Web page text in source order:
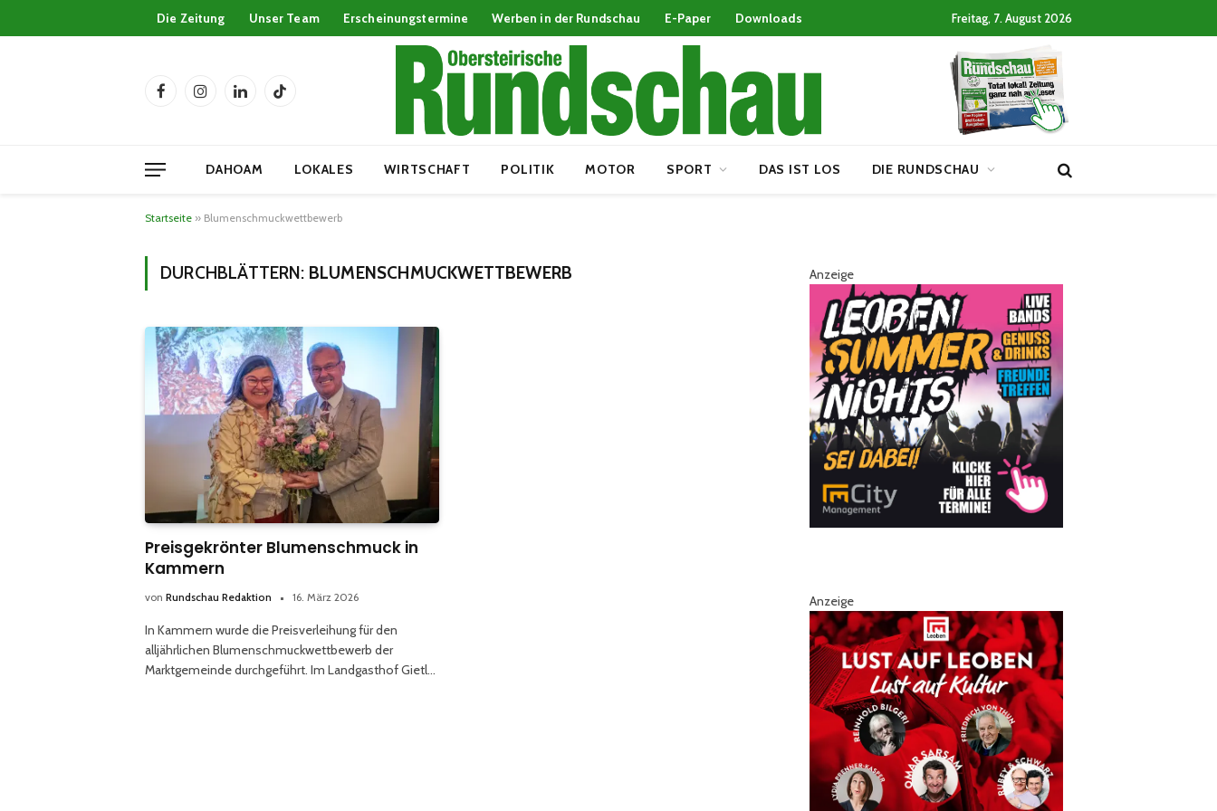
Die Zeitung Unser Team Erscheinungstermine Werben in der Rundschau E-Paper Downloads Freitag, 7. August 2026
FacebookInstagramLinkedInTikTok
DAHOAM LOKALES WIRTSCHAFT POLITIK MOTOR SPORT DAS IST LOS DIE RUNDSCHAU
Startseite » Blumenschmuckwettbewerb
DURCHBLÄTTERN: BLUMENSCHMUCKWETTBEWERB
Preisgekrönter Blumenschmuck in
Kammern
von Rundschau Redaktion 16. März 2026
In Kammern wurde die Preisverleihung für den
alljährlichen Blumenschmuckwettbewerb der
Marktgemeinde durchgeführt. Im Landgasthof Gietl…
Anzeige
Anzeige